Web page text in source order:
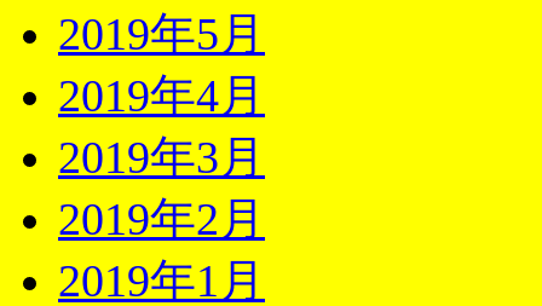
2019年5月
2019年4月
2019年3月
2019年2月
2019年1月